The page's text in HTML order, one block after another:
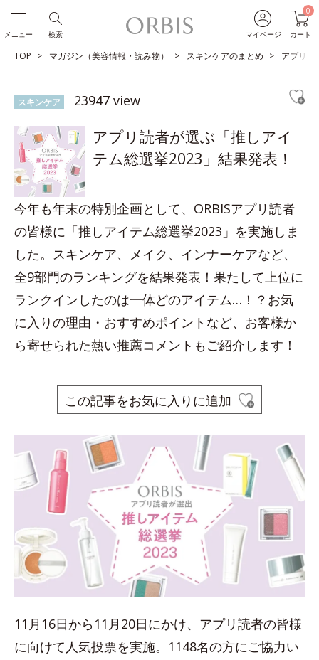
マイページ
0
カート
検索
メニュー
TOP マガジン（美容情報・読み物） スキンケアのまとめ アプリ読
スキンケア 23947 view
アプリ読者が選ぶ「推しアイ
テム総選挙2023」結果発表！
今年も年末の特別企画として、ORBISアプリ読者
の皆様に「推しアイテム総選挙2023」を実施しま
した。スキンケア、メイク、インナーケアなど、
全9部門のランキングを結果発表！果たして上位に
ランクインしたのは一体どのアイテム…！？お気
に入りの理由・おすすめポイントなど、お客様か
ら寄せられた熱い推薦コメントもご紹介します！
この記事をお気に入りに追加
11月16日から11月20日にかけ、アプリ読者の皆様
に向けて人気投票を実施。1148名の方にご協力い